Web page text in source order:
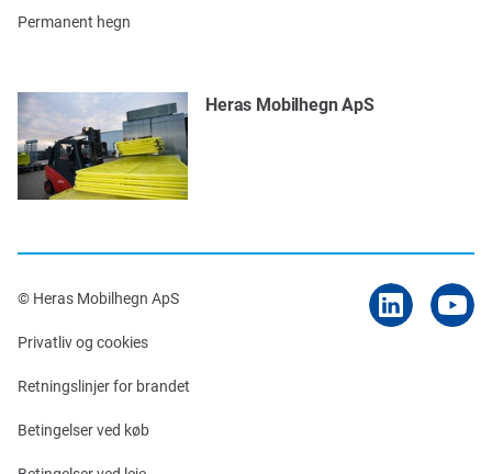
Permanent hegn
Heras Mobilhegn ApS
© Heras Mobilhegn ApS
Privatliv og cookies
Retningslinjer for brandet
Betingelser ved køb